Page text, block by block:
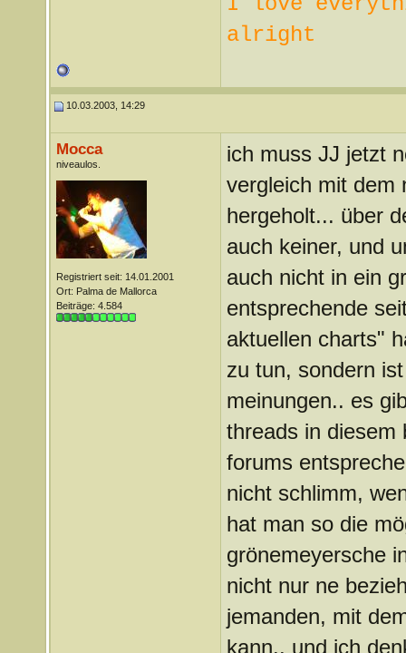
alright
10.03.2003, 14:29
Mocca
niveaulos.
Registriert seit: 14.01.2001
Ort: Palma de Mallorca
Beiträge: 4.584
ich muss JJ jetzt
vergleich mit dem
hergeholt... über
auch keiner, und
auch nicht in ein
entsprechende
aktuellen charts"
zu tun, sondern
meinungen.. es
threads in diesem
forums
nicht schlimm,
hat man so die
grönemeyersche
nicht nur ne
jemanden, mit
kann.. und ich